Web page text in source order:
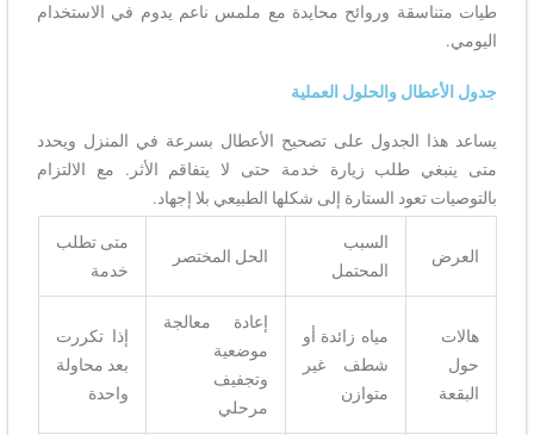
طيات متناسقة وروائح محايدة مع ملمس ناعم يدوم في الاستخدام
اليومي.
جدول الأعطال والحلول العملية
يساعد هذا الجدول على تصحيح الأعطال بسرعة في المنزل ويحدد
متى ينبغي طلب زيارة خدمة حتى لا يتفاقم الأثر. مع الالتزام
بالتوصيات تعود الستارة إلى شكلها الطبيعي بلا إجهاد.
العرض
السبب
المحتمل
الحل المختصر
متى تطلب
خدمة
هالات
حول
البقعة
مياه زائدة أو
شطف غير
متوازن
إعادة معالجة
موضعية
وتجفيف
مرحلي
إذا تكررت
بعد محاولة
واحدة